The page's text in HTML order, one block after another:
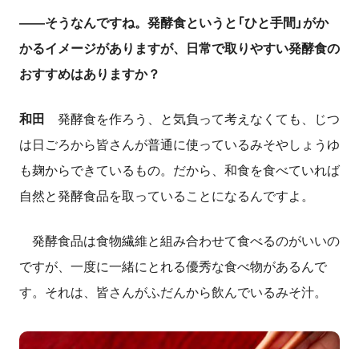
――そうなんですね。発酵食というと「ひと手間」がか
かるイメージがありますが、日常で取りやすい発酵食の
おすすめはありますか？
和田 発酵食を作ろう、と気負って考えなくても、じつ
は日ごろから皆さんが普通に使っているみそやしょうゆ
も麹からできているもの。だから、和食を食べていれば
自然と発酵食品を取っていることになるんですよ。
発酵食品は食物繊維と組み合わせて食べるのがいいの
ですが、一度に一緒にとれる優秀な食べ物があるんで
す。それは、皆さんがふだんから飲んでいるみそ汁。